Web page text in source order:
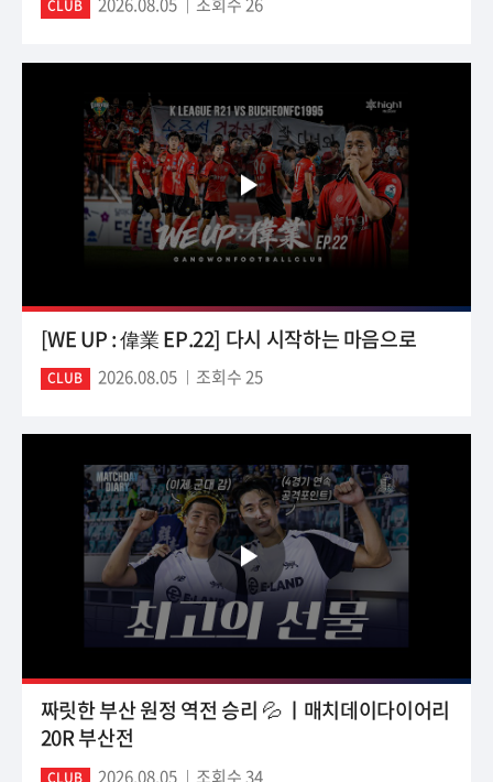
CLUB 2026.08.05 조회수 26
[WE UP : 偉業 EP.22] 다시 시작하는 마음으로
CLUB 2026.08.05 조회수 25
짜릿한 부산 원정 역전 승리 💦 ㅣ매치데이다이어리
20R 부산전
CLUB 2026.08.05 조회수 34